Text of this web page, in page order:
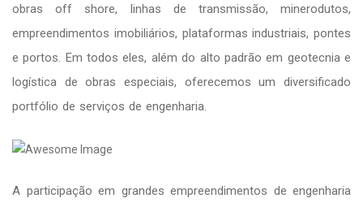
obras off shore, linhas de transmissão, minerodutos,
empreendimentos imobiliários, plataformas industriais, pontes
e portos. Em todos eles, além do alto padrão em geotecnia e
logística de obras especiais, oferecemos um diversificado
portfólio de serviços de engenharia.
A participação em grandes empreendimentos de engenharia